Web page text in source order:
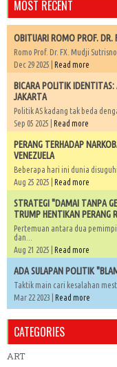
MOST RECENT
OBITUARI ROMO PROF. DR.
Romo Prof. Dr. FX. Mudji
Dec 29 2025 | Read more
BICARA POLITIK
JAKARTA
Politik AS kadang tak beda
Sep 05 2025 | Read more
PERANG TERHADAP
VENEZUELA
Beberapa hari ini dunia
Aug 25 2025 | Read more
STRATEGI "DAMAI TANPA
TRUMP HENTIKAN PERANG
Pertemuan antara dua
dan...
Aug 21 2025 | Read more
ADA SULAPAN POLITIK
Taktik main cari kesalahan
Mar 22 2023 | Read more
CATEGORIES
ART